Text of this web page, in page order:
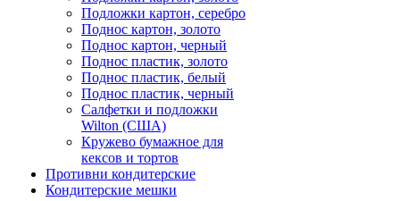
Подложки картон, серебро
Поднос картон, золото
Поднос картон, черный
Поднос пластик, золото
Поднос пластик, белый
Поднос пластик, черный
Салфетки и подложки
Wilton (США)
Кружево бумажное для
кексов и тортов
Противни кондитерские
Кондитерские мешки